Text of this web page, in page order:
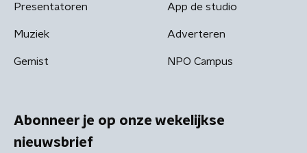
Presentatoren
Muziek
Gemist
App de studio
Adverteren
NPO Campus
Abonneer je op onze wekelijkse
nieuwsbrief